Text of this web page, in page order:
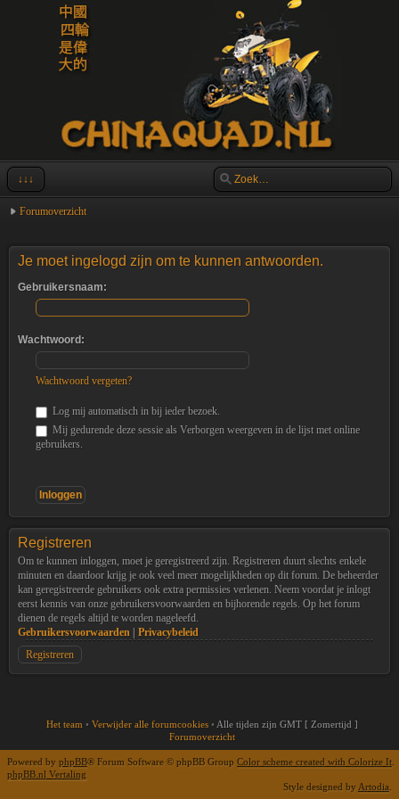
↓↓↓
Forumoverzicht
Je moet ingelogd zijn om te kunnen antwoorden.
Gebruikersnaam:
Wachtwoord:
Wachtwoord vergeten?
Log mij automatisch in bij ieder bezoek.
Mij gedurende deze sessie als Verborgen weergeven in de lijst met online
gebruikers.
Registreren
Om te kunnen inloggen, moet je geregistreerd zijn. Registreren duurt slechts enkele
minuten en daardoor krijg je ook veel meer mogelijkheden op dit forum. De beheerder
kan geregistreerde gebruikers ook extra permissies verlenen. Neem voordat je inlogt
eerst kennis van onze gebruikersvoorwaarden en bijhorende regels. Op het forum
dienen de regels altijd te worden nageleefd.
Gebruikersvoorwaarden
Privacybeleid
Registreren
Het team • Verwijder alle forumcookies • Alle tijden zijn GMT [ Zomertijd ]
Forumoverzicht
Powered by phpBB® Forum Software © phpBB Group Color scheme created with Colorize It
phpBB.nl Vertaling
Style designed by Artodia